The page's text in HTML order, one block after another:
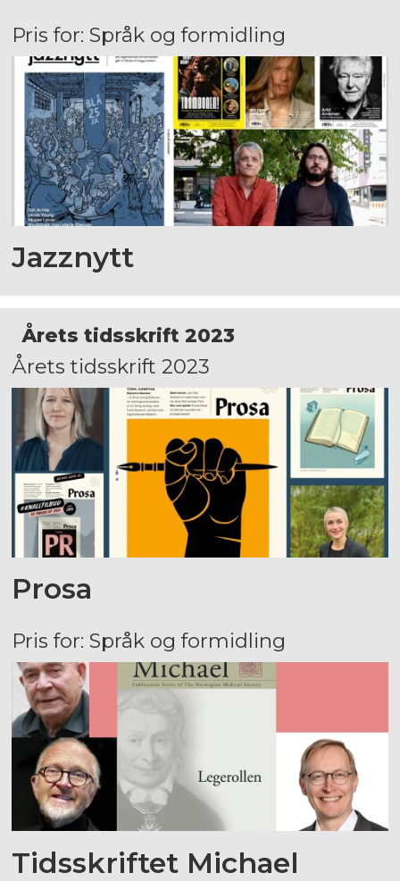
Pris for: Språk og formidling
Jazznytt
Årets tidsskrift 2023
Årets tidsskrift 2023
Prosa
Pris for: Språk og formidling
Tidsskriftet Michael